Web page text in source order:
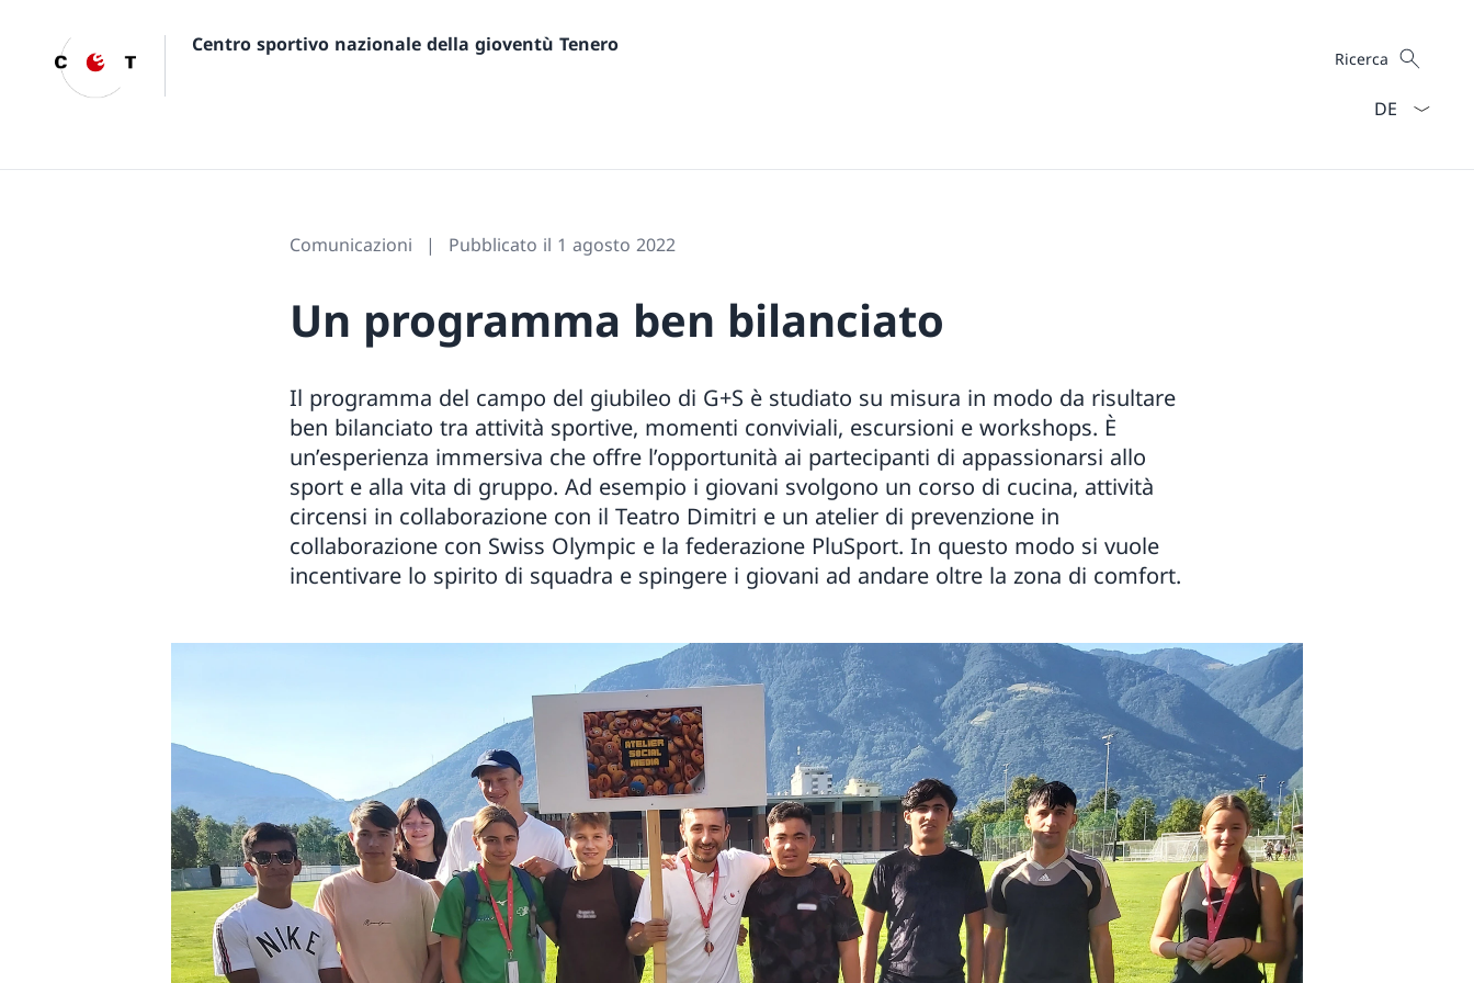
Centro sportivo nazionale della gioventù Tenero Cercare
Ricerca
Comunicazioni Pubblicato il 1 agosto 2022
Un programma ben bilanciato
Il programma del campo del giubileo di G+S è studiato su misura in modo da risultare
ben bilanciato tra attività sportive, momenti conviviali, escursioni e workshops. È
un’esperienza immersiva che offre l’opportunità ai partecipanti di appassionarsi allo
sport e alla vita di gruppo. Ad esempio i giovani svolgono un corso di cucina, attività
circensi in collaborazione con il Teatro Dimitri e un atelier di prevenzione in
collaborazione con Swiss Olympic e la federazione PluSport. In questo modo si vuole
incentivare lo spirito di squadra e spingere i giovani ad andare oltre la zona di comfort.